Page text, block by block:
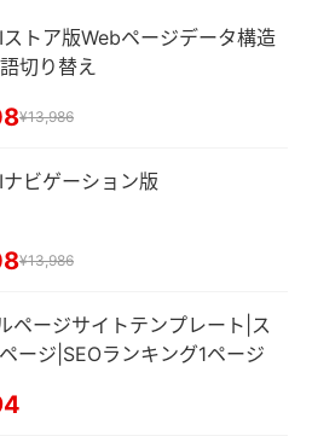
トア版Webページデータ構造
切り替え
¥13,986
ビゲーション版
¥13,986
ページサイトテンプレート|ス
ージ|SEOランキング1ページ